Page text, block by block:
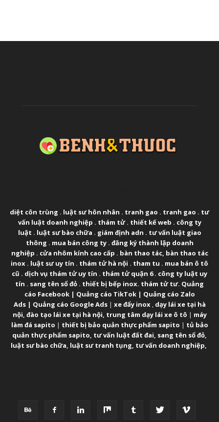
diệt côn trùng . luật sư hôn nhân . tranh gao . tranh gao . tư
vấn luật doanh nghiệp . thám tử. thiết kế web . công ty
luật . luật sư bào chữa . giám định adn . tư vấn luật giao
thông . mua bán công ty. đăng ký thành lập doanh
nghiệp . cửa nhôm kính cao cấp . bàn thao tác, bàn thao tác
inox . luật sư uy tín . thám tử hà nội . tham tu . mua bán ô tô
cũ . dịch vụ thám tử uy tín . thám tử quận 6. công ty luật uy
tín . sang tên sổ đỏ . thiết bị bếp inox. thám tử tư. Quảng
cáo Facebook| Quảng cáo TikTok| Quảng cáo Zalo
Ads| Quảng cáo Google Ads| xe đẩy inox, dạy lái xe tại hà
nội, đào tạo lái xe tại hà nội, trung tâm dạy lái xe ô tô | máy
làm đá sapito | thiết bị bảo quản thực phẩm sapito | tủ bảo
quản thực phẩm sapito, tư vấn luật đất đai, sang tên sổ đỏ,
luật sư bào chữa, luật sư tranh tụng, tư vấn doanh nghiệp,